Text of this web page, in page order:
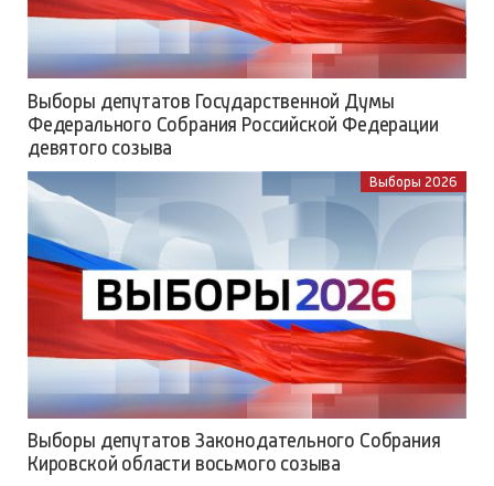
Выборы депутатов Государственной Думы
Федерального Собрания Российской Федерации
девятого созыва
Выборы 2026
Выборы депутатов Законодательного Собрания
Кировской области восьмого созыва